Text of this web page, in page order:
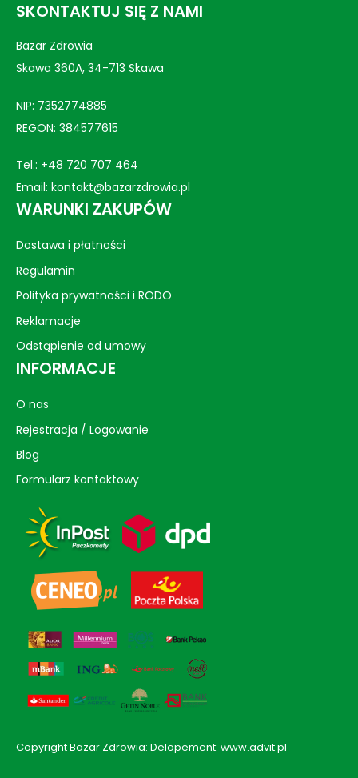
SKONTAKTUJ SIĘ Z NAMI
Bazar Zdrowia
Skawa 360A, 34-713 Skawa
NIP: 7352774885
REGON: 384577615
Tel.: +48 720 707 464
Email: kontakt@bazarzdrowia.pl
WARUNKI ZAKUPÓW
Dostawa i płatności
Regulamin
Polityka prywatności i RODO
Reklamacje
Odstąpienie od umowy
INFORMACJE
O nas
Rejestracja / Logowanie
Blog
Formularz kontaktowy
Copyright Bazar Zdrowia: Delopement: www.advit.pl